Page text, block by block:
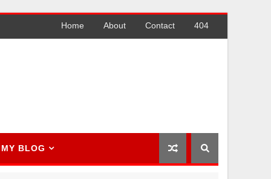
Home About Contact 404
MY BLOG